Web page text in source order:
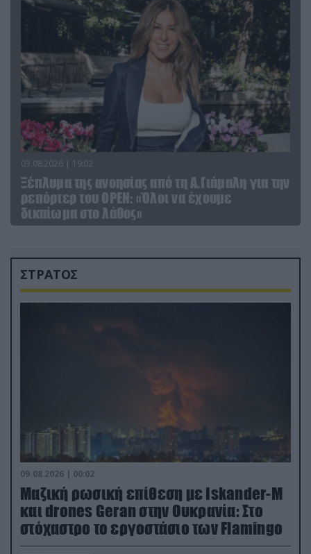
03.08.2026 | 19:02
Ξέπλυμα της ανοησίας από τη Α.Γιάμαλη για την
ρεπόρτερ του ΟΡΕΝ: «Όλοι να έχουμε
δικαίωμα στο λάθος»
ΣΤΡΑΤΟΣ
09.08.2026 | 00:02
Μαζική ρωσική επίθεση με Iskander-M
και drones Geran στην Ουκρανία: Στο
στόχαστρο το εργοστάσιο των Flamingo